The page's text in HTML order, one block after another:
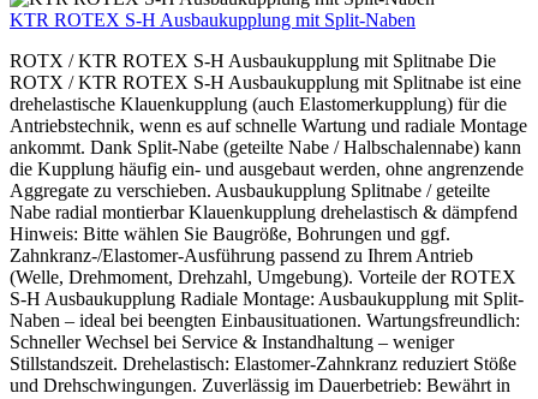
KTR ROTEX S-H Ausbaukupplung mit Split-Naben
ROTX / KTR ROTEX S-H Ausbaukupplung mit Splitnabe Die
ROTX / KTR ROTEX S-H Ausbaukupplung mit Splitnabe ist eine
drehelastische Klauenkupplung (auch Elastomerkupplung) für die
Antriebstechnik, wenn es auf schnelle Wartung und radiale Montage
ankommt. Dank Split-Nabe (geteilte Nabe / Halbschalennabe) kann
die Kupplung häufig ein- und ausgebaut werden, ohne angrenzende
Aggregate zu verschieben. Ausbaukupplung Splitnabe / geteilte
Nabe radial montierbar Klauenkupplung drehelastisch & dämpfend
Hinweis: Bitte wählen Sie Baugröße, Bohrungen und ggf.
Zahnkranz-/Elastomer-Ausführung passend zu Ihrem Antrieb
(Welle, Drehmoment, Drehzahl, Umgebung). Vorteile der ROTEX
S-H Ausbaukupplung Radiale Montage: Ausbaukupplung mit Split-
Naben – ideal bei beengten Einbausituationen. Wartungsfreundlich:
Schneller Wechsel bei Service & Instandhaltung – weniger
Stillstandszeit. Drehelastisch: Elastomer-Zahnkranz reduziert Stöße
und Drehschwingungen. Zuverlässig im Dauerbetrieb: Bewährt in